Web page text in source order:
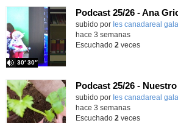
subido por Ies canadareal
30′ 30″
hace 3 semanas
Escuchado 2 veces
Podcast 25/26 -
subido por Ies canadareal
hace 3 semanas
Escuchado 2 veces